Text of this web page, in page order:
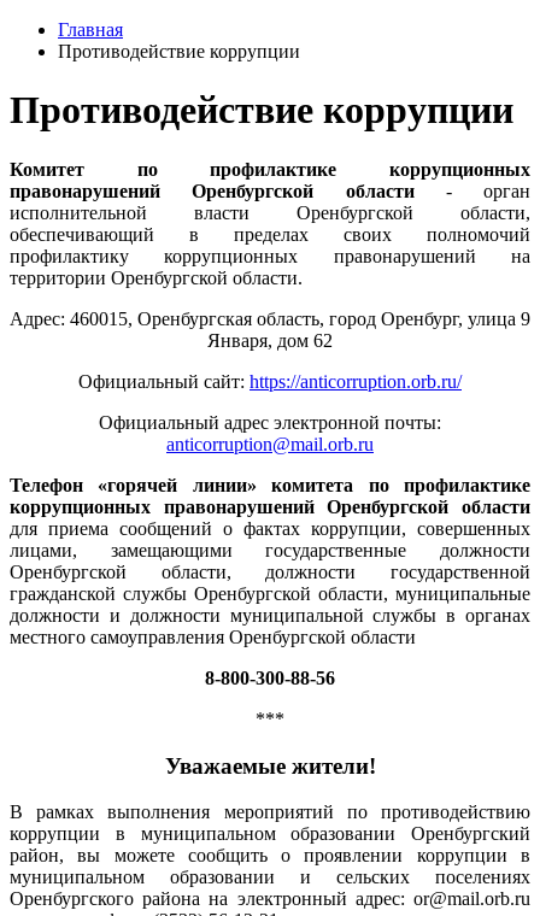
Главная
Противодействие коррупции
Противодействие коррупции
Комитет по профилактике коррупционных
правонарушений Оренбургской области- орган
исполнительной власти Оренбургской области,
обеспечивающий в пределах своих полномочий
профилактику коррупционных правонарушений на
территории Оренбургской области.
Адрес: 460015, Оренбургская область, город Оренбург, улица 9
Января, дом 62
Официальный сайт: https://anticorruption.orb.ru/
Официальный адрес электронной почты:
anticorruption@mail.orb.ru
Телефон «горячей линии» комитета по профилактике
коррупционных правонарушений Оренбургской области
для приема сообщений о фактах коррупции, совершенных
лицами, замещающими государственные должности
Оренбургской области, должности государственной
гражданской службы Оренбургской области, муниципальные
должности и должности муниципальной службы в органах
местного самоуправления Оренбургской области
8-800-300-88-56
***
Уважаемые жители!
В рамках выполнения мероприятий по противодействию
коррупции в муниципальном образовании Оренбургский
район, вы можете сообщить о проявлении коррупции в
муниципальном образовании и сельских поселениях
Оренбургского района на электронный адрес: or@mail.orb.ru